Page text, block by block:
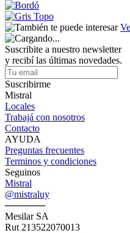
Suscribite a nuestro newsletter
y recibí las últimas novedades.
Suscribirme
Mistral
Locales
Trabajá con nosotros
Contacto
AYUDA
Preguntas frecuentes
Terminos y condiciones
Seguinos
Mistral
@mistraluy
──────
Mesilar SA
Rut 213522070013